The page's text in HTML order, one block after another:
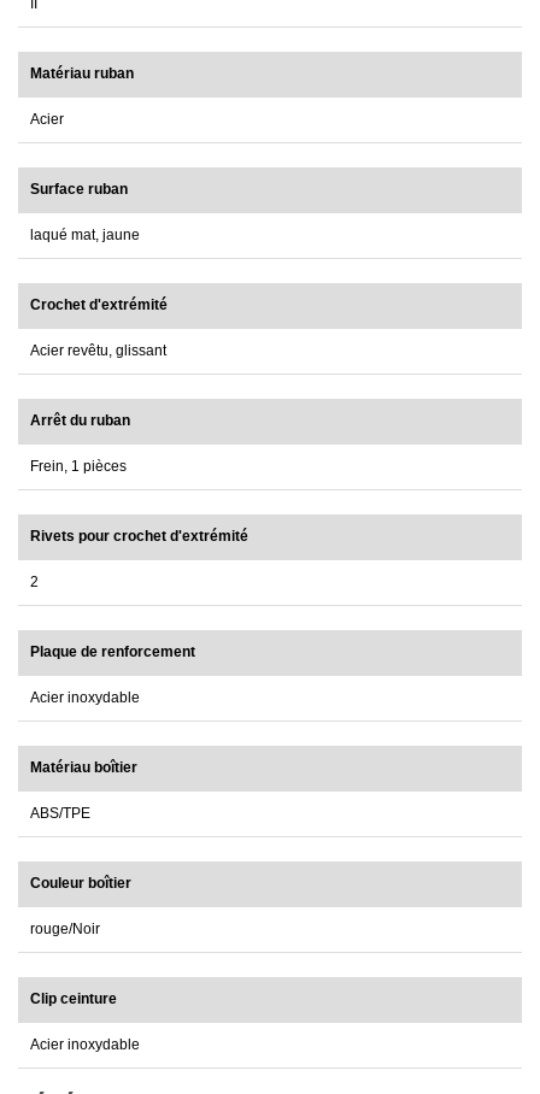
Matériau ruban
Acier
Surface ruban
laqué mat, jaune
Crochet d'extrémité
Acier revêtu, glissant
Arrêt du ruban
Frein, 1 pièces
Rivets pour crochet d'extrémité
2
Plaque de renforcement
Acier inoxydable
Matériau boîtier
ABS/TPE
Couleur boîtier
rouge/Noir
Clip ceinture
Acier inoxydable